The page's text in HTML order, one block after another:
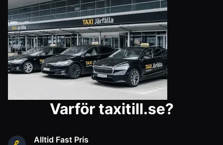
Varför taxitill.se?
Alltid Fast Pris